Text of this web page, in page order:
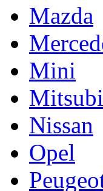
Mazda
Mini
Nissan
Opel